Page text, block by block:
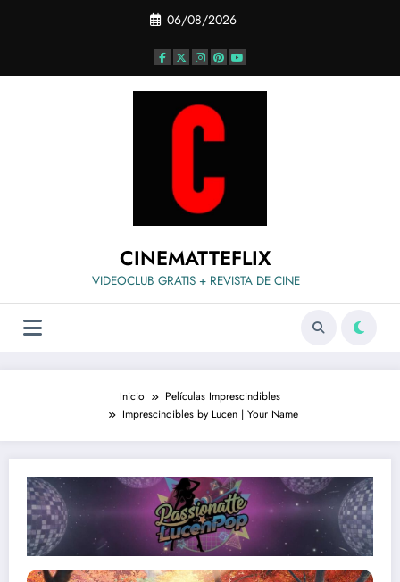
06/08/2026
CINEMATTEFLIX
VIDEOCLUB GRATIS + REVISTA DE CINE
Inicio
Películas Imprescindibles
Imprescindibles by Lucen | Your Name